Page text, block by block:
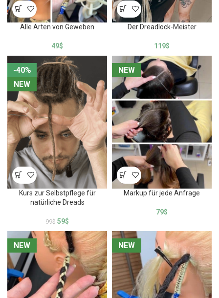
Alle Arten von Geweben
49$
Der Dreadlock-Meister
119$
-40%
NEW
-40%
NEW
Kurs zur Selbstpflege für
natürliche Dreads
99$ 59$
NEW
NEW
Markup für jede Anfrage
79$
NEW
NEW NEW
NEW